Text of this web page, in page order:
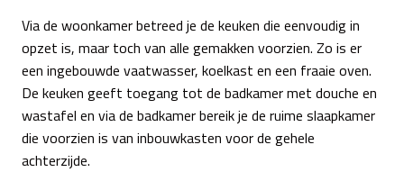
Via de woonkamer betreed je de keuken die eenvoudig in
opzet is, maar toch van alle gemakken voorzien. Zo is er
een ingebouwde vaatwasser, koelkast en een fraaie oven.
De keuken geeft toegang tot de badkamer met douche en
wastafel en via de badkamer bereik je de ruime slaapkamer
die voorzien is van inbouwkasten voor de gehele
achterzijde.